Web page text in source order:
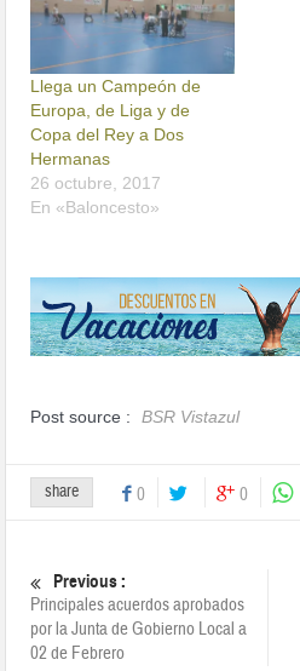
Llega un Campeón de
Europa, de Liga y de
Copa del Rey a Dos
Hermanas
26 octubre, 2017
En «Baloncesto»
Post source : BSR Vistazul
share 0 0
Previous :
Principales acuerdos aprobados
por la Junta de Gobierno Local a
02 de Febrero